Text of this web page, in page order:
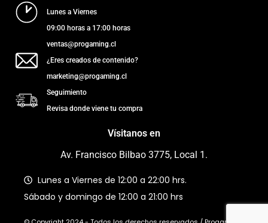
Lunes a Viernes
09:00 horas a 17:00 horas
ventas@progaming.cl
¿Eres creados de contenido?
marketing@progaming.cl
Seguimiento
Revisa donde viene tu compra
Vísitanos en
Av. Francisco Bilbao 3775, Local 1.
Lunes a Viernes de 12:00 a 22:00 hrs.
Sábado y domingo de 12:00 a 21:00 hrs